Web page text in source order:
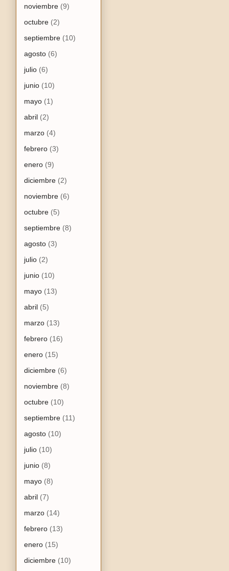
noviembre (9)
octubre (2)
septiembre (10)
agosto (6)
julio (6)
junio (10)
mayo (1)
abril (2)
marzo (4)
febrero (3)
enero (9)
diciembre (2)
noviembre (6)
octubre (5)
septiembre (8)
agosto (3)
julio (2)
junio (10)
mayo (13)
abril (5)
marzo (13)
febrero (16)
enero (15)
diciembre (6)
noviembre (8)
octubre (10)
septiembre (11)
agosto (10)
julio (10)
junio (8)
mayo (8)
abril (7)
marzo (14)
febrero (13)
enero (15)
diciembre (10)